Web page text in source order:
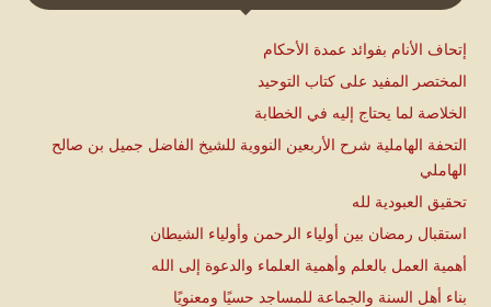
إتحاف الأنام بفوائد عمدة الأحكام
المختصر المفيد على كتاب التوحيد
الخلاصة لما يحتاج إليه في الخطابة
التحفة الهاملية شرح الأربعين النووية للشيخ الفاضل جميل بن صالح
الهاملي
تحقيق العبودية لله
استقبال رمضان بين أولياء الرحمن وأولياء الشيطان
أهمية العمل بالعلم وأهمية العلماء والدعوة إلى الله
بناء أهل السنة والجماعة للمساجد حسيًا ومعنويًا